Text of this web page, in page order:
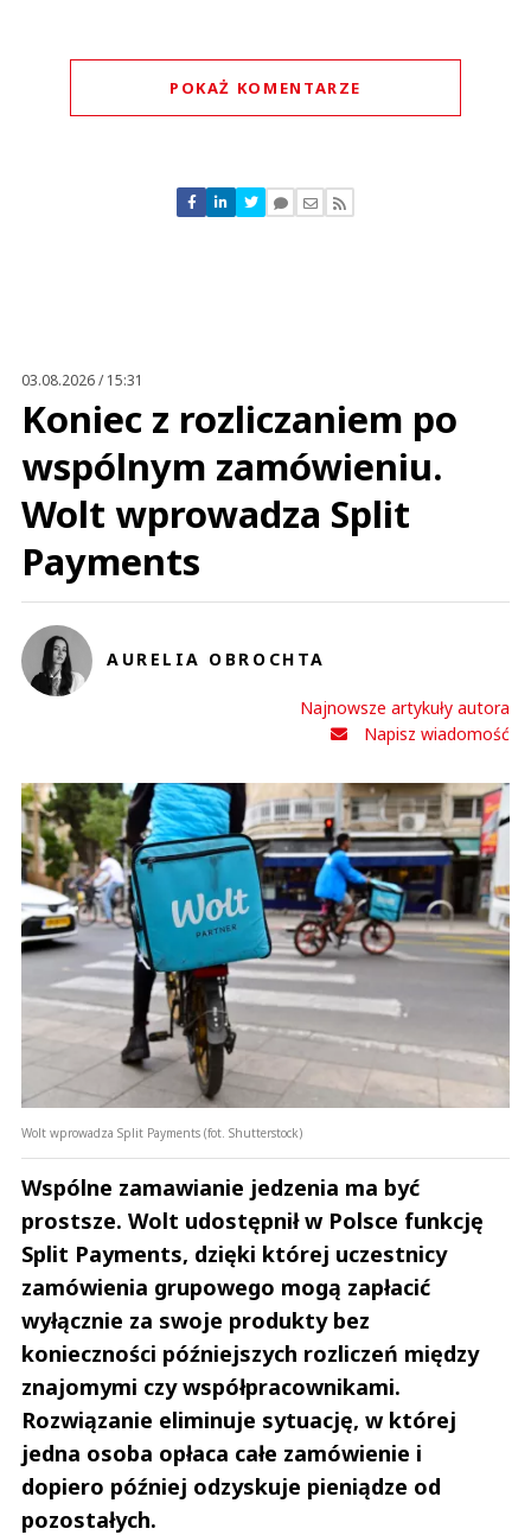
POKAŻ KOMENTARZE
Nie znaleziono komentarzy
Zostaw swoje komentarze
03.08.2026 / 15:31
Koniec z rozliczaniem po
wspólnym zamówieniu.
Wolt wprowadza Split
Payments
AURELIA OBROCHTA
Najnowsze artykuły autora
Napisz wiadomość
Wolt wprowadza Split Payments (fot. Shutterstock)
Wspólne zamawianie jedzenia ma być
prostsze. Wolt udostępnił w Polsce funkcję
Split Payments, dzięki której uczestnicy
zamówienia grupowego mogą zapłacić
wyłącznie za swoje produkty bez
konieczności późniejszych rozliczeń między
znajomymi czy współpracownikami.
Rozwiązanie eliminuje sytuację, w której
jedna osoba opłaca całe zamówienie i
dopiero później odzyskuje pieniądze od
pozostałych.